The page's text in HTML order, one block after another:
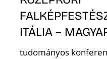
ITÁLIA –
tudományos